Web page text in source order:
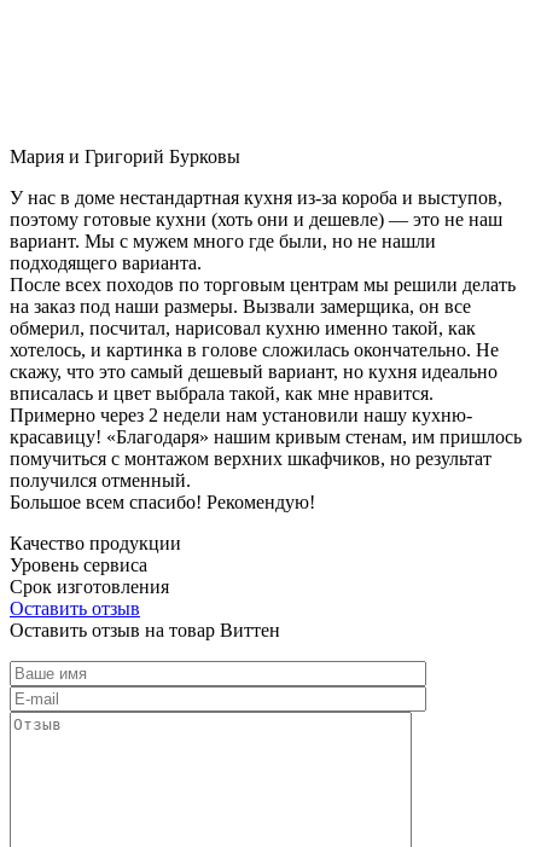
Мария и Григорий Бурковы
У нас в доме нестандартная кухня из-за короба и выступов,
поэтому готовые кухни (хоть они и дешевле) — это не наш
вариант. Мы с мужем много где были, но не нашли
подходящего варианта.
После всех походов по торговым центрам мы решили делать
на заказ под наши размеры. Вызвали замерщика, он все
обмерил, посчитал, нарисовал кухню именно такой, как
хотелось, и картинка в голове сложилась окончательно. Не
скажу, что это самый дешевый вариант, но кухня идеально
вписалась и цвет выбрала такой, как мне нравится.
Примерно через 2 недели нам установили нашу кухню-
красавицу! «Благодаря» нашим кривым стенам, им пришлось
помучиться с монтажом верхних шкафчиков, но результат
получился отменный.
Большое всем спасибо! Рекомендую!
Качество продукции
Уровень сервиса
Срок изготовления
Оставить отзыв
Оставить отзыв на товар Виттен